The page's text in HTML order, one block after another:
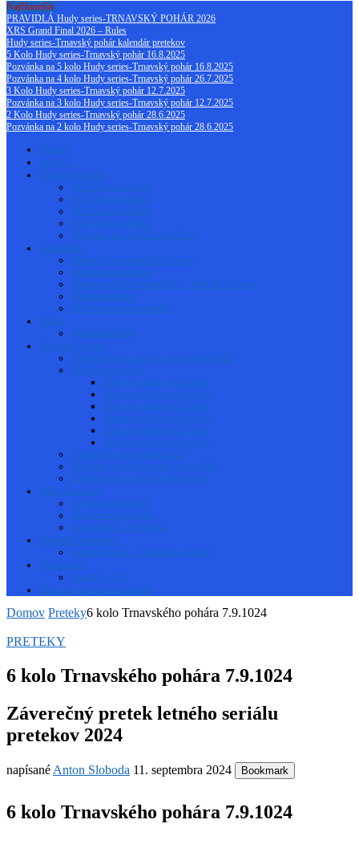
Najčítanejšie
PRAVIDLÁ Hudy series-TRNAVSKÝ POHÁR 2026
XRS Grand Final 2026 – Rules
Hudy series-Trnavský pohár kalendár pretekov
5 Kolo Hudy series-Trnavský pohár 16.8.2025
Pozvánka na 5 kolo Hudy series-Trnavský pohár 16.8.2025
Pozvánka na 4 kolo Hudy series-Trnavský pohár 26.7.2025
3 Kolo Hudy series-Trnavský pohár 12.7.2025
Pozvánka na 3 kolo Hudy series-Trnavský pohár 12.7.2025
2 Kolo Hudy series-Trnavský pohár 28.6.2025
Pozvánka na 2 kolo Hudy series-Trnavský pohár 28.6.2025
Domov
Info o …
Členovia klubu
2023 Členovia klubu
2022 Členovia klubu
2021 Členovia klubu
2020 Členovia klubu
Napísali o nás v RC Cars 9/2012
Autodráha
Meranie časov autodráha Trnava
Jazdenie na autodráhe
Varianty asfaltovej autodráhy – Auto RC Trnava
Meranie treningu
Občerstvenie na autodráhe
Videá
Zahraničné dráhy
Trnavský pohár
Pravidlá Hudy series-Trnavský pohár 2025
Prihlásení na pretek
Zoznam prihlásených 1 kolo
Zoznam prihlásených 2 kolo
Zoznam prihlásených 3 kolo
Zoznam prihlásených 4 kolo
Zoznam prihlásených 5 kolo
Zoznam prihlásených 6 kolo
Pravidlá Trnavský pohár 2023
Výsledky seriálu Trnavský pohár 2023
Prihláška na pretek Trnavský pohár
Rady čo a ako
Aké auto na začiatok
Efektívne spájkovanie
Ako nabíjať LiPo baterku
Kalendár pretekov
Kalendár Česko – Slovensko onroad
Newsletter
Novinky o RC
Občerstvenie na autodráhe
Domov Preteky6 kolo Trnavského pohára 7.9.1024
PRETEKY
6 kolo Trnavského pohára 7.9.1024
Záverečný pretek letného seriálu
pretekov 2024
napísané Anton Sloboda 11. septembra 2024 Bookmark
6 kolo Trnavského pohára 7.9.1024